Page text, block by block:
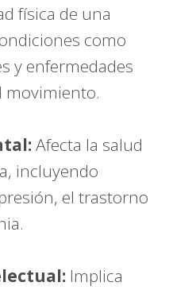
física de una
como
y enfermedades
movimiento.
Afecta la salud
incluyendo
el trastorno
Implica